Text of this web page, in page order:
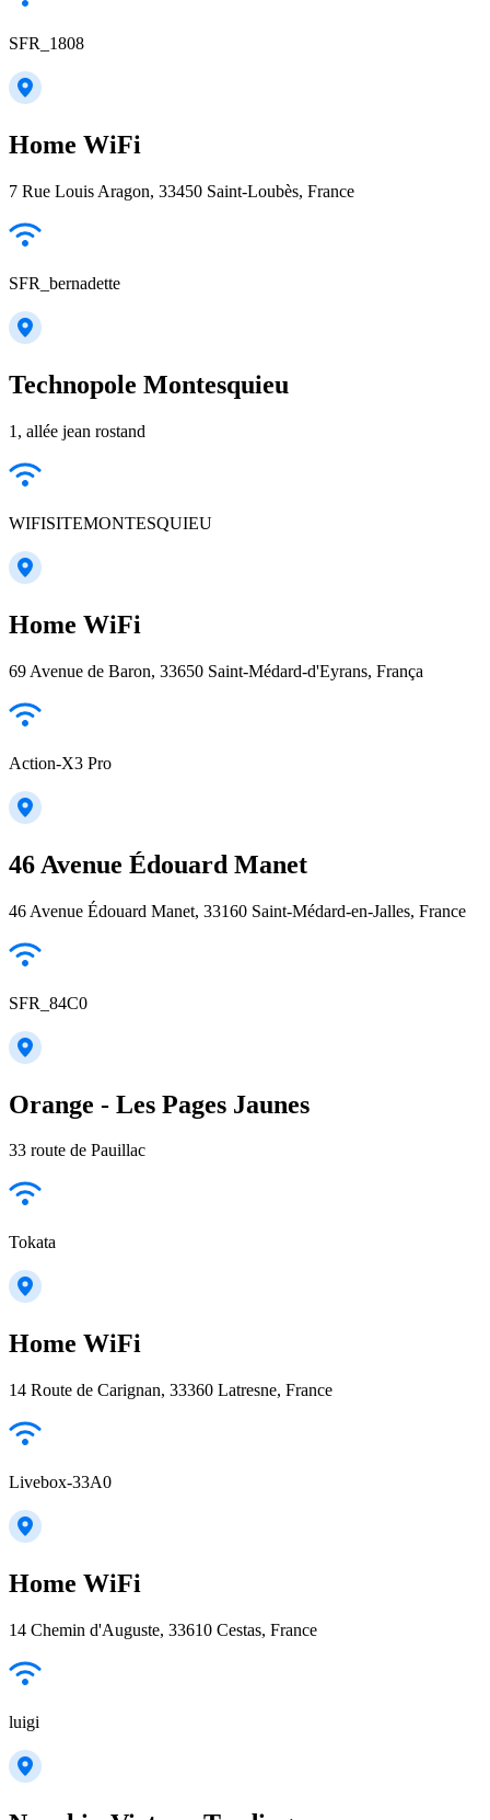
SFR_1808
Home WiFi
7 Rue Louis Aragon, 33450 Saint-Loubès, France
SFR_bernadette
Technopole Montesquieu
1, allée jean rostand
WIFISITEMONTESQUIEU
Home WiFi
69 Avenue de Baron, 33650 Saint-Médard-d'Eyrans, França
Action-X3 Pro
46 Avenue Édouard Manet
46 Avenue Édouard Manet, 33160 Saint-Médard-en-Jalles, France
SFR_84C0
Orange - Les Pages Jaunes
33 route de Pauillac
Tokata
Home WiFi
14 Route de Carignan, 33360 Latresne, France
Livebox-33A0
Home WiFi
14 Chemin d'Auguste, 33610 Cestas, France
luigi